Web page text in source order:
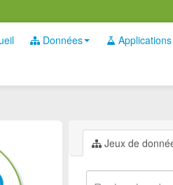
Données Applications
Jeux de